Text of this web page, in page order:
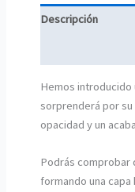
Descripción
Hemos introducido
sorprenderá por
opacidad y un
Podrás comprobar
formando una